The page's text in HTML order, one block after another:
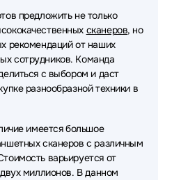
предложить не только
сканеров, но
рекомендаций от наших
сотрудников. Команда
с выбором и даст
разнообразной техники в
имеется большое
сканеров с различным
варьируется от
миллионов. В данном